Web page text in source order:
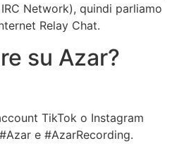
Network), quindi parliamo
Relay Chat.
su Azar?
TikTok o Instagram
e #AzarRecording.